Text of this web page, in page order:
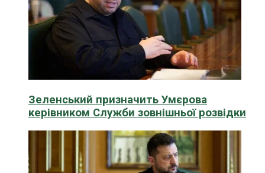
Зеленський призначить Умєрова
керівником Служби зовнішньої розвідки